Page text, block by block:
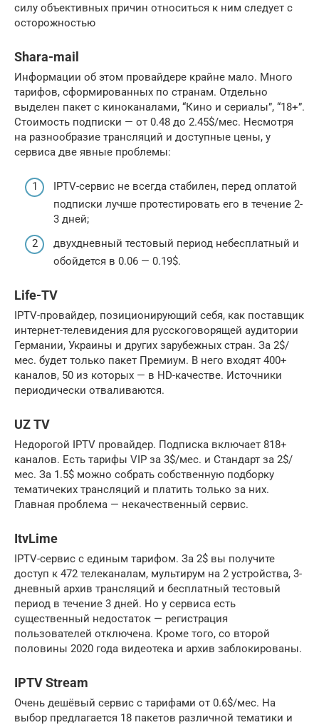
силу объективных причин относиться к ним следует с
осторожностью
Shara-mail
Информации об этом провайдере крайне мало. Много
тарифов, сформированных по странам. Отдельно
выделен пакет с киноканалами, “Кино и сериалы”, “18+”.
Стоимость подписки — от 0.48 до 2.45$/мес. Несмотря
на разнообразие трансляций и доступные цены, у
сервиса две явные проблемы:
IPTV-сервис не всегда стабилен, перед оплатой
подписки лучше протестировать его в течение 2-
3 дней;
двухдневный тестовый период небесплатный и
обойдется в 0.06 — 0.19$.
Life-TV
IPTV-провайдер, позиционирующий себя, как поставщик
интернет-телевидения для русскоговорящей аудитории
Германии, Украины и других зарубежных стран. За 2$/
мес. будет только пакет Премиум. В него входят 400+
каналов, 50 из которых — в HD-качестве. Источники
периодически отваливаются.
UZ TV
Недорогой IPTV провайдер. Подписка включает 818+
каналов. Есть тарифы VIP за 3$/мес. и Стандарт за 2$/
мес. За 1.5$ можно собрать собственную подборку
тематичеких трансляций и платить только за них.
Главная проблема — некачественный сервис.
ItvLime
IPTV-сервис с единым тарифом. За 2$ вы получите
доступ к 472 телеканалам, мультирум на 2 устройства, 3-
дневный архив трансляций и бесплатный тестовый
период в течение 3 дней. Но у сервиса есть
существенный недостаток — регистрация
пользователей отключена. Кроме того, со второй
половины 2020 года видеотека и архив заблокированы.
IPTV Stream
Очень дешёвый сервис с тарифами от 0.6$/мес. На
выбор предлагается 18 пакетов различной тематики и